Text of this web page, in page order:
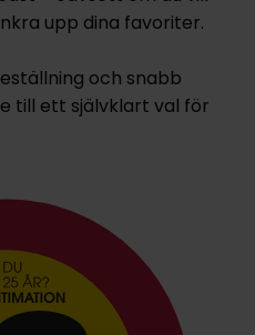
upp dina favoriter.
och snabb
till ett självklart val för